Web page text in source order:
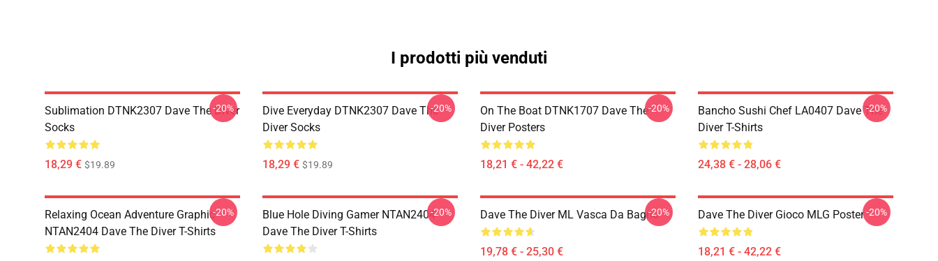
I prodotti più venduti
Sublimation DTNK2307 Dave The Diver
Socks
18,29 € $19.89
-20%
Dive Everyday DTNK2307 Dave The
Diver Socks
18,29 € $19.89
-20%
On The Boat DTNK1707 Dave The
Diver Posters
18,21 € - 42,22 €
-20%
Bancho Sushi Chef LA0407 Dave The
Diver T-Shirts
24,38 € - 28,06 €
-20%
Relaxing Ocean Adventure Graphic
NTAN2404 Dave The Diver T-Shirts
-20%
Blue Hole Diving Gamer NTAN2404
Dave The Diver T-Shirts
-20% Dave The Diver ML Vasca Da Bagno
19,78 € - 25,30 €
-20% Dave The Diver Gioco MLG Poster
18,21 € - 42,22 €
-20%